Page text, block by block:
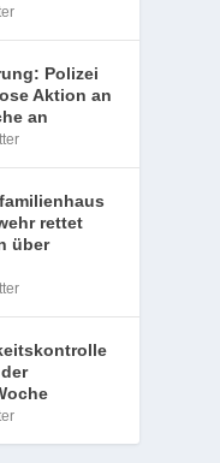
Polizei
Aktion an
an
rettet
über